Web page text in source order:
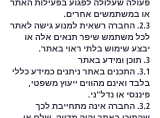
או במשתמשים אחרים.
2.3. החברה רשאית למנוע גישה לאתר
לכל משתמש שיפר תנאים אלה או
יבצע שימוש בלתי ראוי באתר.
3. תוכן ומידע באתר
3.1. התכנים באתר ניתנים כמידע כללי
בלבד ואינם מהווים ייעוץ משפטי,
פיננסי או נדל"ני.
3.2. החברה אינה מתחייבת לכך